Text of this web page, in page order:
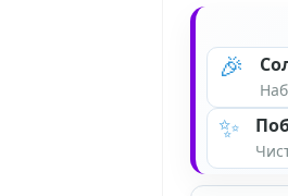
🎉
✨